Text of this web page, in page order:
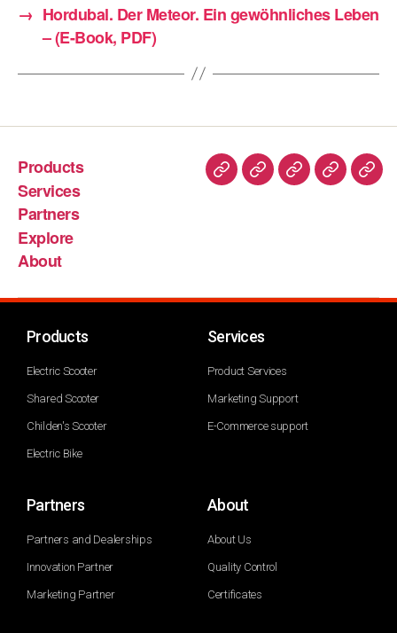
→ Hordubal. Der Meteor. Ein gewöhnliches Leben
– (E-Book, PDF)
Products
Services
Partners
Explore
About
Products
Electric Scooter
Shared Scooter
Childen's Scooter
Electric Bike
Services
Product Services
Marketing Support
E-Commerce support
Partners
Partners and Dealerships
Innovation Partner
Marketing Partner
About
About Us
Quality Control
Certificates